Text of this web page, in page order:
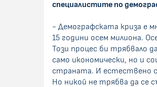
специалистите по
- Демографската криза е
15 години осем милиона.
Този процес би трябвало
само икономически, но и
страната. И естествено
Но никой не трябва да се